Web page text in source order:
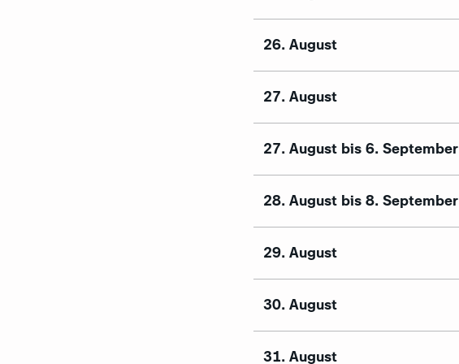
26. August
27. August
27. August bis 6. September
28. August bis 8. September
29. August
30. August
31. August